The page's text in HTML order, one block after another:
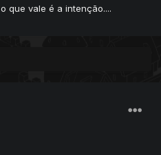
que vale é a intenção....